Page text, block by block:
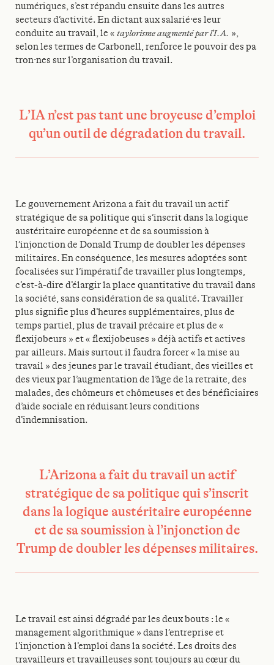
numériques, s’est répandu ensuite dans les autres
secteurs d’activité. En dictant aux salarié·es leur
conduite au travail, le « taylorisme augmenté par l’I.A. »,
selon les termes de Carbonell, renforce le pouvoir des pa
tron·nes sur l’organisation du travail.
L’IA n’est pas tant une broyeuse d’emploi
qu’un outil de dégradation du travail.
Le gouvernement Arizona a fait du travail un actif
stratégique de sa politique qui s’inscrit dans la logique
austéritaire européenne et de sa soumission à
l’injonction de Donald Trump de doubler les dépenses
militaires. En conséquence, les mesures adoptées sont
focalisées sur l’impératif de travailler plus longtemps,
c’est-à-dire d’élargir la place quantitative du travail dans
la société, sans considération de sa qualité. Travailler
plus signifie plus d’heures supplémentaires, plus de
temps partiel, plus de travail précaire et plus de «
flexijobeurs » et « flexijobeuses » déjà actifs et actives
par ailleurs. Mais surtout il faudra forcer « la mise au
travail » des jeunes par le travail étudiant, des vieilles et
des vieux par l’augmentation de l’âge de la retraite, des
malades, des chômeurs et chômeuses et des bénéficiaires
d’aide sociale en réduisant leurs conditions
d’indemnisation.
L’Arizona a fait du travail un actif
stratégique de sa politique qui s’inscrit
dans la logique austéritaire européenne
et de sa soumission à l’injonction de
Trump de doubler les dépenses militaires.
Le travail est ainsi dégradé par les deux bouts : le «
management algorithmique » dans l’entreprise et
l’injonction à l’emploi dans la société. Les droits des
travailleurs et travailleuses sont toujours au cœur du